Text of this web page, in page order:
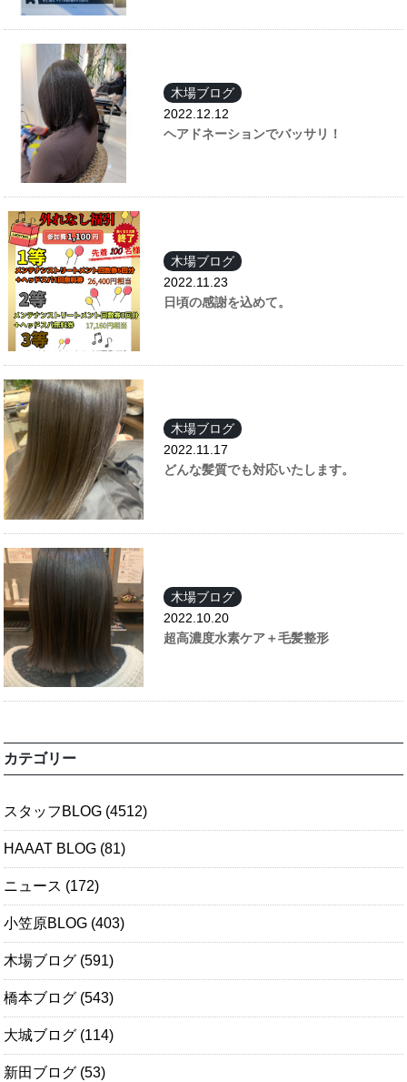
木場ブログ
2022.12.12
ヘアドネーションでバッサリ！
木場ブログ
2022.11.23
日頃の感謝を込めて。
木場ブログ
2022.11.17
どんな髪質でも対応いたします。
木場ブログ
2022.10.20
超高濃度水素ケア＋毛髪整形
カテゴリー
スタッフBLOG (4512)
HAAAT BLOG (81)
ニュース (172)
小笠原BLOG (403)
木場ブログ (591)
橋本ブログ (543)
大城ブログ (114)
新田ブログ (53)